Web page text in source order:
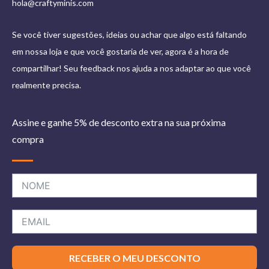
hola@craftyminis.com
Se você tiver sugestões, ideias ou achar que algo está faltando
em nossa loja e que você gostaria de ver, agora é a hora de
compartilhar! Seu feedback nos ajuda a nos adaptar ao que você
realmente precisa.
Assine e ganhe 5% de desconto extra na sua próxima
compra
RECEBER O MEU DESCONTO